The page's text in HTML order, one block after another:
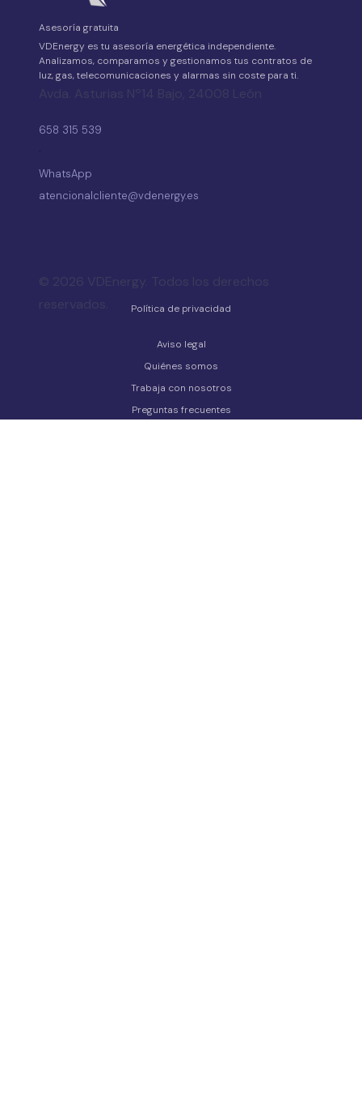
Asesoría gratuita
VDEnergy es tu asesoría energética independiente.
Analizamos, comparamos y gestionamos tus contratos de
luz, gas, telecomunicaciones y alarmas sin coste para ti.
Avda. Asturias Nº14 Bajo, 24008 León
658 315 539
·
WhatsApp
atencionalcliente@vdenergy.es
© 2026 VDEnergy. Todos los derechos
reservados.
Política de privacidad
Aviso legal
Quiénes somos
Trabaja con nosotros
Preguntas frecuentes